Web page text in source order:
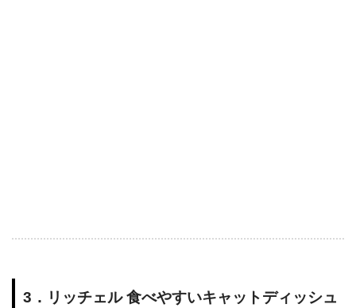
3．リッチェル 食べやすいキャットディッシュ